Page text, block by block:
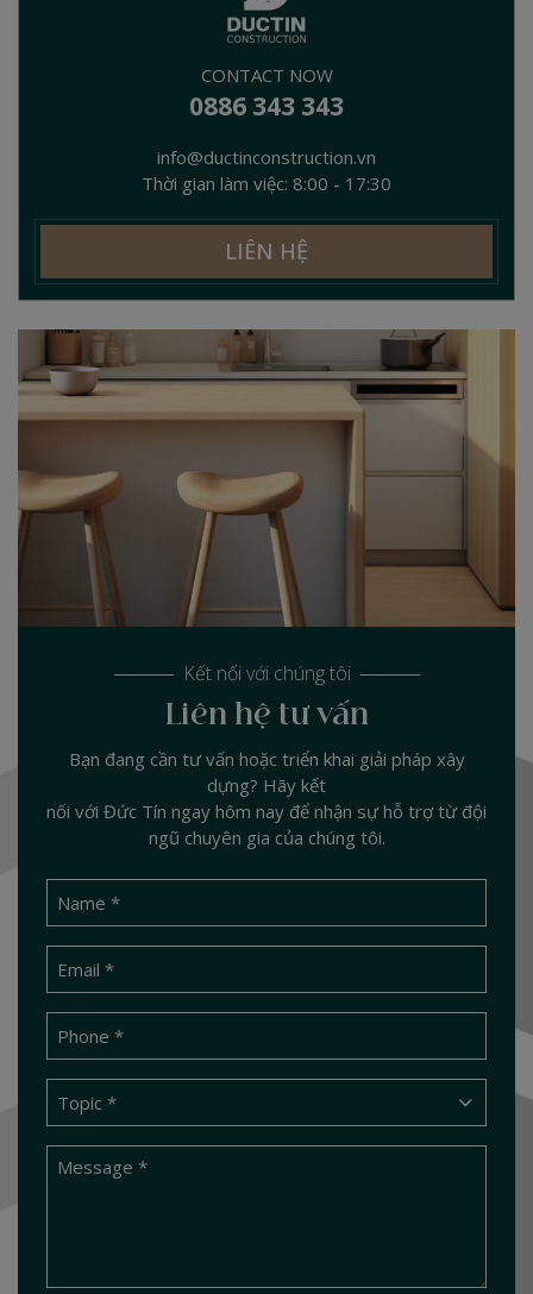
CONTACT NOW
0886 343 343
info@ductinconstruction.vn
Thời gian làm việc: 8:00 - 17:30
LIÊN HỆ
Kết nối với chúng tôi
Liên hệ tư vấn
Bạn đang cần tư vấn hoặc triển khai giải pháp xây
dựng? Hãy kết
nối với Đức Tín ngay hôm nay để nhận sự hỗ trợ từ đội
ngũ chuyên gia của chúng tôi.